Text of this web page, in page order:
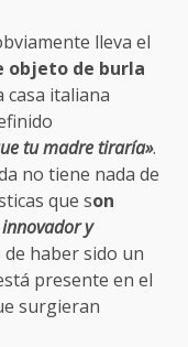
lleva el
objeto de burla
casa italiana
tu madre tiraría».
no tiene nada de
que son
y
haber sido un
presente en el
surgieran